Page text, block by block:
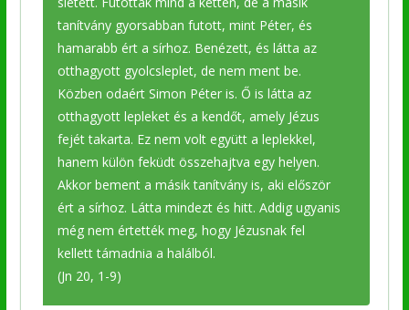
tanítvány gyorsabban futott, mint Péter, és
hamarabb ért a sírhoz. Benézett, és látta az
otthagyott gyolcsleplet, de nem ment be.
Közben odaért Simon Péter is. Ő is látta az
otthagyott lepleket és a kendőt, amely Jézus
fejét takarta. Ez nem volt együtt a leplekkel,
hanem külön feküdt összehajtva egy helyen.
Akkor bement a másik tanítvány is, aki először
ért a sírhoz. Látta mindezt és hitt. Addig ugyanis
még nem értették meg, hogy Jézusnak fel
kellett támadnia a halálból.
(Jn 20, 1-9)